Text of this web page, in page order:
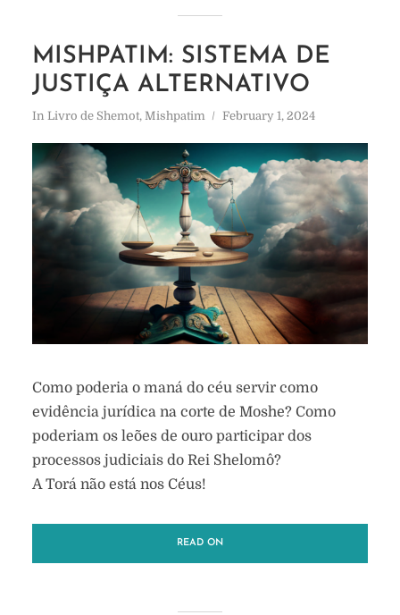
MISHPATIM: SISTEMA DE
JUSTIÇA ALTERNATIVO
In Livro de Shemot, Mishpatim February 1, 2024
Como poderia o maná do céu servir como
evidência jurídica na corte de Moshe? Como
poderiam os leões de ouro participar dos
processos judiciais do Rei Shelomô?
A Torá não está nos Céus!
READ ON